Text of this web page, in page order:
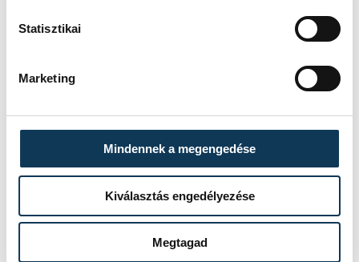
Statisztikai
Marketing
Mindennek a megengedése
Kiválasztás engedélyezése
Megtagad